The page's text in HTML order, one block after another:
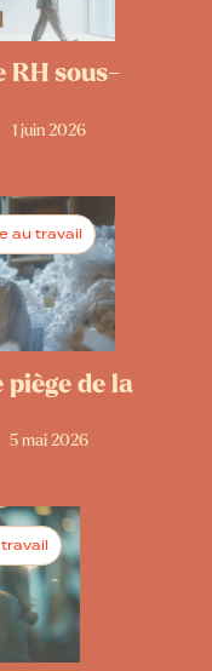
RH sous-
1 juin 2026
au travail
de la
5 mai 2026